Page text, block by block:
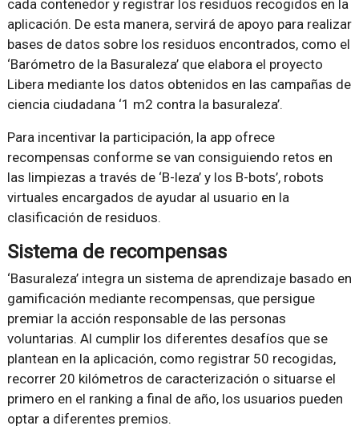
cada contenedor y registrar los residuos recogidos en la
aplicación. De esta manera, servirá de apoyo para realizar
bases de datos sobre los residuos encontrados, como el
‘Barómetro de la Basuraleza’ que elabora el proyecto
Libera mediante los datos obtenidos en las campañas de
ciencia ciudadana ‘1 m2 contra la basuraleza’.
Para incentivar la participación, la app ofrece
recompensas conforme se van consiguiendo retos en
las limpiezas a través de ‘B-leza’ y los B-bots’, robots
virtuales encargados de ayudar al usuario en la
clasificación de residuos.
Sistema de recompensas
‘Basuraleza’ integra un sistema de aprendizaje basado en
gamificación mediante recompensas, que persigue
premiar la acción responsable de las personas
voluntarias. Al cumplir los diferentes desafíos que se
plantean en la aplicación, como registrar 50 recogidas,
recorrer 20 kilómetros de caracterización o situarse el
primero en el ranking a final de año, los usuarios pueden
optar a diferentes premios.